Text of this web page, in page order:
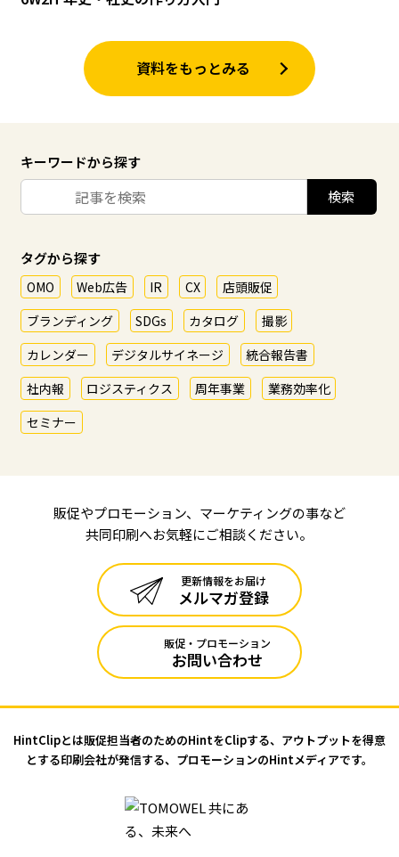
資料をもっとみる
キーワードから探す
タグから探す
OMO Web広告 IR CX
店頭販促
ブランディング
SDGs カタログ
撮影
カレンダー
デジタルサイネージ
統合報告書
社内報
ロジスティクス 周年事業
業務効率化
セミナー
販促やプロモーション、マーケティングの事など
共同印刷へお気軽にご相談ください。
更新情報をお届け
メルマガ登録
販促・プロモーション
お問い合わせ
HintClipとは販促担当者のためのHintをClipする、アウトプットを得意
とする印刷会社が発信する、プロモーションのHintメディアです。